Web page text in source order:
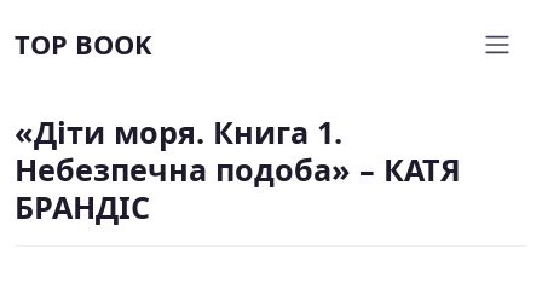
TOP BOOK
«Діти моря. Книга 1.
Небезпечна подоба» – КАТЯ
БРАНДІС